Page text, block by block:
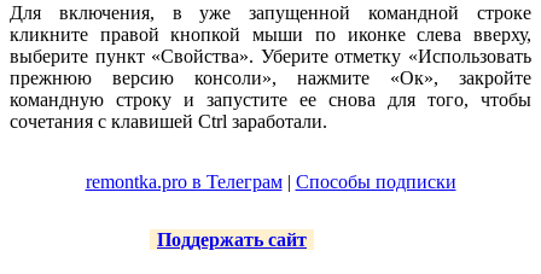
Для включения, в уже запущенной командной строке
кликните правой кнопкой мыши по иконке слева вверху,
выберите пункт «Свойства». Уберите отметку «Использовать
прежнюю версию консоли», нажмите «Ок», закройте
командную строку и запустите ее снова для того, чтобы
сочетания с клавишей Ctrl заработали.
remontka.pro в Телеграм| Способы подписки
Поддержать сайт